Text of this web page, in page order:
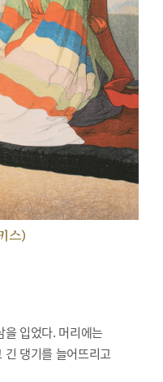
스)
입었다. 머리에는
댕기를 늘어뜨리고